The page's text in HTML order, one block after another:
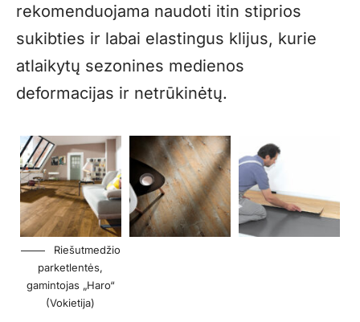
rekomenduojama naudoti itin stiprios
sukibties ir labai elastingus klijus, kurie
atlaikytų sezonines medienos
deformacijas ir netrūkinėtų.
Riešutmedžio
parketlentės,
gamintojas „Haro“
(Vokietija)